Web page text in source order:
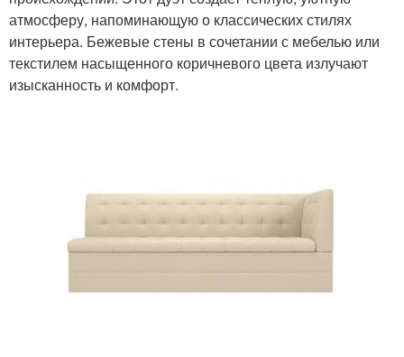
атмосферу, напоминающую о классических стилях
интерьера. Бежевые стены в сочетании с мебелью или
текстилем насыщенного коричневого цвета излучают
изысканность и комфорт.